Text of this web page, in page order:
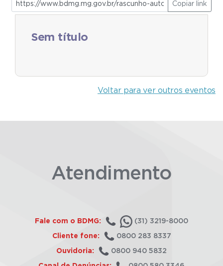
Copiar link
Sem título
Voltar para ver outros eventos
Atendimento
Fale com o BDMG: (31) 3219-8000
Cliente fone: 0800 283 8337
Ouvidoria: 0800 940 5832